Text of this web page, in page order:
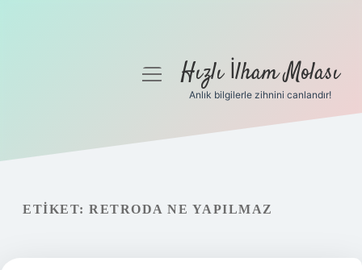
Gizlilik Politikası
menüyüHızlı İlham Molası
Anlık bilgilerle zihnini canlandır!
ETIKET: RETRODA NE YAPILMAZ